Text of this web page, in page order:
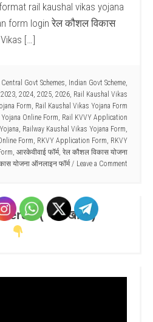
rail kaushal vikas yojana
form login रेल कौशल विकास
[…]
Central Govt Schemes, Indian Govt Scheme,
2023, 2024, 2025, 2026, Rail Kaushal Vikas
Form, Rail Kaushal Vikas Yojana Form
Online Form, Rail KVVY Application
, Railway Kaushal Vikas Yojana Form,
Form, RKVY Application Form, RKVY
, आरकेवीवाई फॉर्म, रेल कौशल विकास योजना
योजना ऑनलाइन फॉर्म Leave a Comment
- ( यहाँ खोजें )